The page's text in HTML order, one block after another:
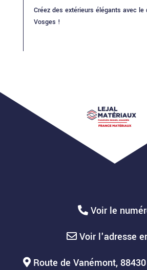
Créez des extérieurs élégants avec le
Vosges !
Voir le
Voir l'adresse
Route de Vanémont,